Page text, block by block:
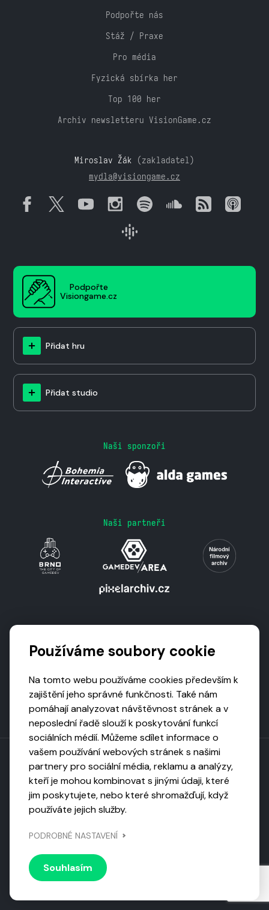
Podpořte nás
Stáž / Praxe
Pro média
Fyzická sbírka her
Top 100 her
Archiv newsletteru VisionGame.cz
Miroslav Žák (zakladatel)
mydla@visiongame.cz
Podpořte
Visiongame.cz
Přidat hru
Přidat studio
Naši sponzoři
Naši partneři
Toto dílo podléhá licenci CC BY-NC-ND
Uveďte původ, neužívejte komerčně, nezpracovávejte.
Národní knihovnou ČR
© 2026 Visiongame. Všechna práva vyhrazena.
ochrany soukromí
Používáme soubory cookie
Na tomto webu používáme cookies především k
zajištění jeho správné funkčnosti. Také nám
pomáhají analyzovat návštěvnost stránek a v
neposlední řadě slouží k poskytování funkcí
sociálních médií. Můžeme sdílet informace o
vašem používání webových stránek s našimi
partnery pro sociální média, reklamu a analýzy,
kteří je mohou kombinovat s jinými údaji, které
jim poskytujete, nebo které shromažďují, když
používáte jejich služby.
PODROBNÉ NASTAVENÍ
Souhlasím